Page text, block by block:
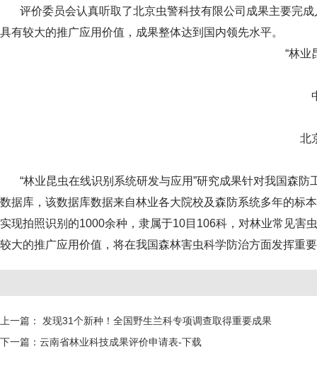
评价委员会认真听取了北京虫警科技有限公司成果主要完成
具有较大的推广应用价值，成果整体达到国内领先水平。
“林业
北
“林业昆虫在线识别系统研发与应用”研究成果针对我国森防
数据库，该数据库数据来自林业各大院校及森防系统多年的标
实现拍照识别的1000余种，隶属于10目106科，对林业常见害
较大的推广应用价值，将在我国森林害虫科学防治方面发挥重
上一篇： 发现31个新种！全国野生兰科专项调查取得重要成果
下一篇： 云南省林业科技成果评价申请表-下载